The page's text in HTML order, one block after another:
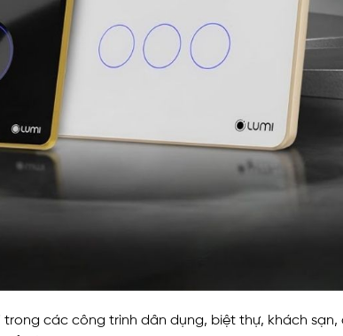
các công trình dân dụng, biệt thự, khách